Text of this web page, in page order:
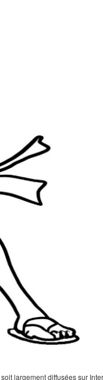
largement diffusées sur